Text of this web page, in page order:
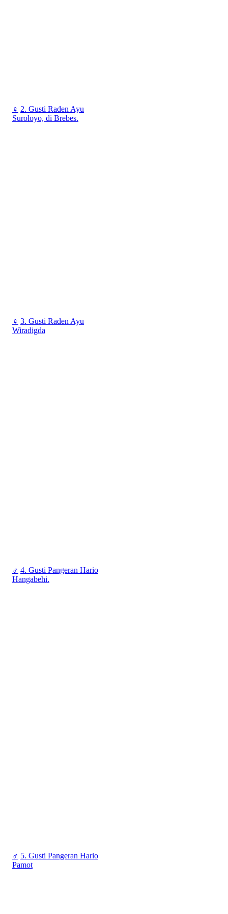
♀ 2. Gusti Raden Ayu
Suroloyo, di Brebes.
♀ 3. Gusti Raden Ayu
Wiradigda
♂ 4. Gusti Pangeran Hario
Hangabehi.
♂ 5. Gusti Pangeran Hario
Pamot